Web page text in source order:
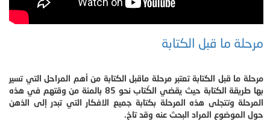
مرحلة ما قبل الكتابة
مرحلة ما قبل الكتابة تعتبر مرحلة ماقبل الكتابة من أهم المراحل التي تسير
بها طريقة الكتابة حيث يقضي الكُتاب نحو 85 بالمئة من وقتهم في هذه
المرحلة وتتجلى هذه المرحلة بكتابة جميع الافكار التي تبدر إلى الذهن
حول الموضوع المراد البحث عنه وقد تاخ.